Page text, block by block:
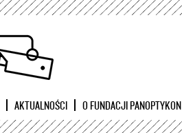
AKTUALNOŚCI O FUNDACJI PANOPTYKON